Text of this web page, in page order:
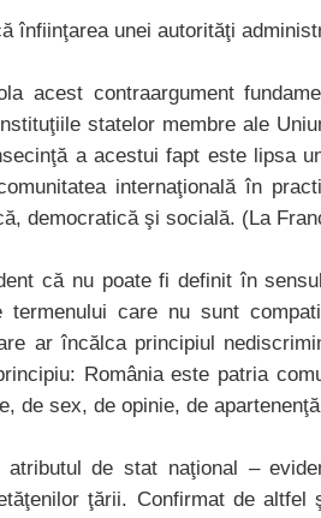
înfiinţarea unei autorităţi
acest contraargument
statelor membre ale
a acestui fapt este lipsa
internaţională în
democratică şi socială. (La
că nu poate fi definit în
termenului care nu sunt
ar încălca principiul
România este patria
de sex, de opinie, de
atributul de stat naţional –
ţării. Confirmat de